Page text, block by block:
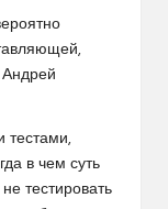
Андрей
тестами,
в чем суть
тестировать